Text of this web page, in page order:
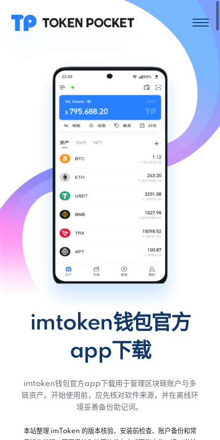
imtoken钱包官方
app下载
imtoken钱包官方app下载用于管理区块链账户与多
链资产。开始使用前，应先核对软件来源，并在离线环
境妥善备份助记词。
本站整理 imToken 的版本核验、安装前检查、账户备份和常